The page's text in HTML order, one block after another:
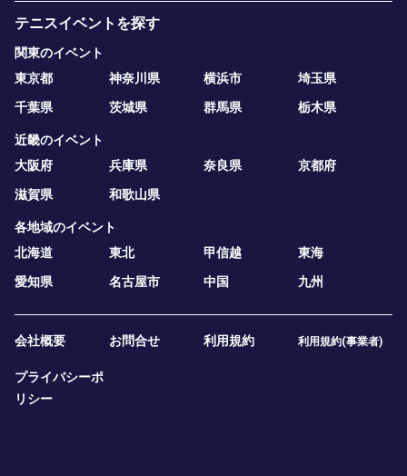
テニスイベントを探す
関東のイベント
東京都
神奈川県 横浜市
埼玉県
千葉県
茨城県 群馬県 栃木県
近畿のイベント
大阪府
兵庫県 奈良県
京都府
滋賀県
和歌山県
各地域のイベント
北海道
東北 甲信越
東海
愛知県
名古屋市 中国 九州
会社概要 お問合せ 利用規約 利用規約(事業者)
プライバシーポ
リシー